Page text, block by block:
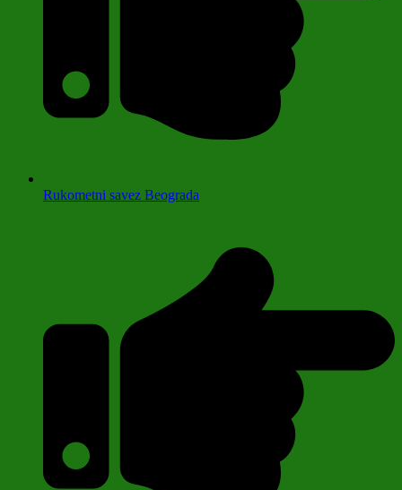
Rukometni savez Beograda